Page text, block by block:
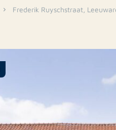
Frederik Ruyschstraat,